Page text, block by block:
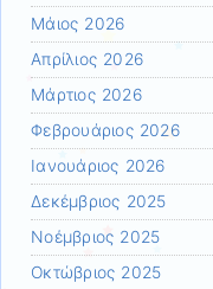
Μάιος 2026
Απρίλιος 2026
Μάρτιος 2026
Φεβρουάριος 2026
Ιανουάριος 2026
Δεκέμβριος 2025
Νοέμβριος 2025
Οκτώβριος 2025